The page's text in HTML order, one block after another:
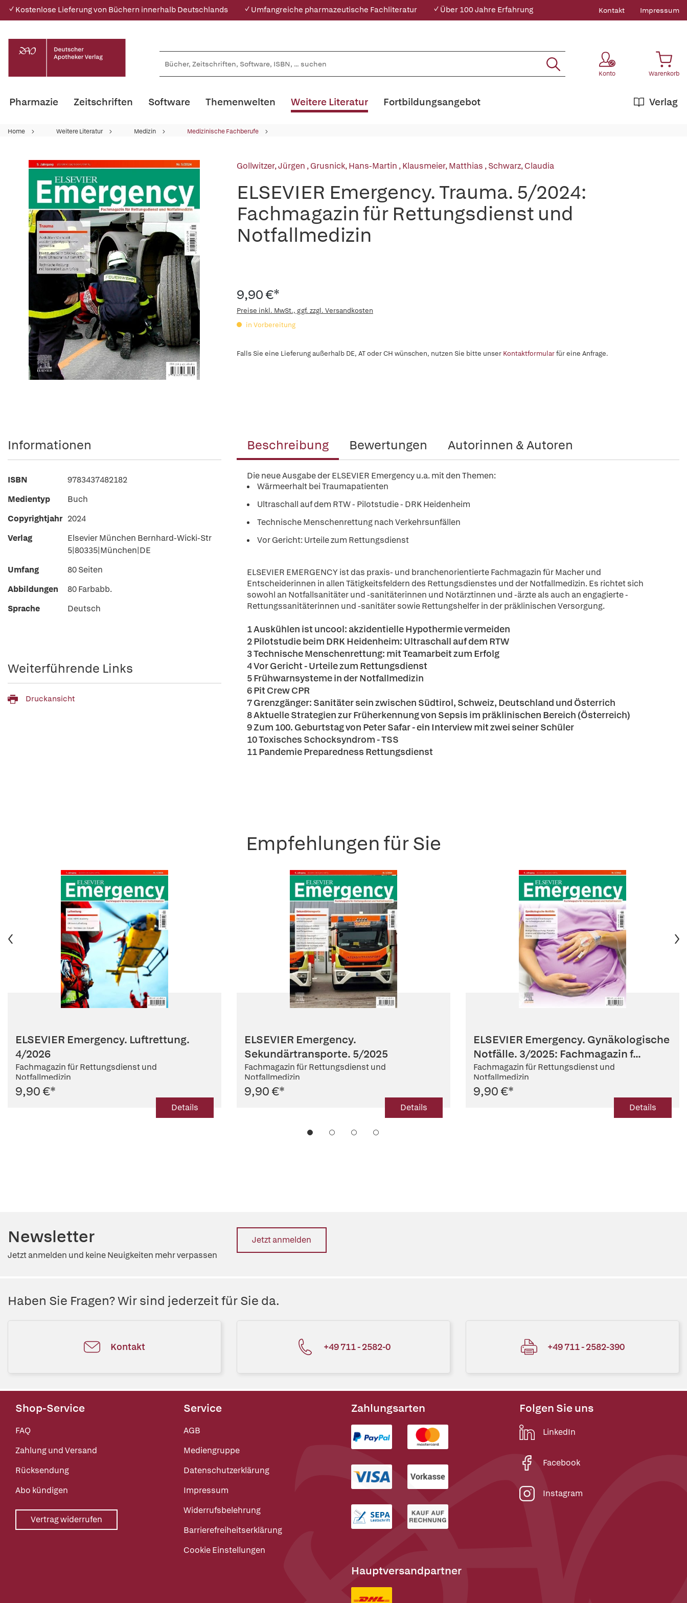
✓ Kostenlose Lieferung von Büchern innerhalb Deutschlands ✓ Umfangreiche pharmazeutische Fachliteratur ✓ Über 100 Jahre Erfahrung Kontakt Impressum
Konto Warenkorb
Pharmazie Zeitschriften Software Themenwelten Weitere Literatur Verlag
Fortbildungsangebot
Home Weitere Literatur Medizin Medizinische Fachberufe
Gollwitzer, Jürgen ,Grusnick, Hans-Martin ,Klausmeier, Matthias ,Schwarz, Claudia
ELSEVIER Emergency. Trauma. 5/2024:
Fachmagazin für Rettungsdienst und
Notfallmedizin
9,90 €*
Preise inkl. MwSt., ggf. zzgl. Versandkosten
in Vorbereitung
Falls Sie eine Lieferung außerhalb DE, AT oder CH wünschen, nutzen Sie bitte unser Kontaktformularfür eine Anfrage.
Beschreibung Bewertungen Autorinnen & Autoren
Die neue Ausgabe der ELSEVIER Emergency u.a. mit den Themen:
Wärmeerhalt bei Traumapatienten
Ultraschall auf dem RTW - Pilotstudie - DRK Heidenheim
Technische Menschenrettung nach Verkehrsunfällen
Vor Gericht: Urteile zum Rettungsdienst
ELSEVIER EMERGENCY ist das praxis- und branchenorientierte Fachmagazin für Macher und
Entscheiderinnen in allen Tätigkeitsfeldern des Rettungsdienstes und der Notfallmedizin. Es richtet sich
sowohl an Notfallsanitäter und -sanitäterinnen und Notärztinnen und -ärzte als auch an engagierte -
Rettungssanitäterinnen und -sanitäter sowie Rettungshelfer in der präklinischen Versorgung.
1 Auskühlen ist uncool: akzidentielle Hypothermie vermeiden
2 Pilotstudie beim DRK Heidenheim: Ultraschall auf dem RTW
3 Technische Menschenrettung: mit Teamarbeit zum Erfolg
4 Vor Gericht - Urteile zum Rettungsdienst
5 Frühwarnsysteme in der Notfallmedizin
6 Pit Crew CPR
7 Grenzgänger: Sanitäter sein zwischen Südtirol, Schweiz, Deutschland und Österrich
8 Aktuelle Strategien zur Früherkennung von Sepsis im präklinischen Bereich (Österreich)
9 Zum 100. Geburtstag von Peter Safar - ein Interview mit zwei seiner Schüler
10 Toxisches Schocksyndrom - TSS
11 Pandemie Preparedness Rettungsdienst
Informationen
ISBN
9783437482182
Medientyp
Buch
Copyrightjahr 2024
Verlag
Elsevier München Bernhard-Wicki-Str
5|80335|München|DE
Umfang
80 Seiten
Abbildungen
80 Farbabb.
Sprache
Deutsch
Weiterführende Links
Druckansicht
Empfehlungen für Sie
ELSEVIER Emergency. Luftrettung.
4/2026
Fachmagazin für Rettungsdienst und
Notfallmedizin
9,90 €*
Details
ELSEVIER Emergency.
Sekundärtransporte. 5/2025
Fachmagazin für Rettungsdienst und
Notfallmedizin
9,90 €*
Details
ELSEVIER Emergency. Gynäkologische
Notfälle. 3/2025: Fachmagazin f...
Fachmagazin für Rettungsdienst und
Notfallmedizin
9,90 €*
Details
Newsletter
Jetzt anmelden und keine Neuigkeiten mehr verpassen
Jetzt anmelden
Haben Sie Fragen? Wir sind jederzeit für Sie da.
Kontakt +49 711 - 2582-0 +49 711 - 2582-390
Shop-Service
FAQ
Zahlung und Versand
Rücksendung
Abo kündigen
Vertrag widerrufen
Service
AGB
Mediengruppe
Datenschutzerklärung
Impressum
Widerrufsbelehrung
Barrierefreiheitserklärung
Cookie Einstellungen
Zahlungsarten
Hauptversandpartner
Folgen Sie uns
LinkedIn
Facebook
Instagram